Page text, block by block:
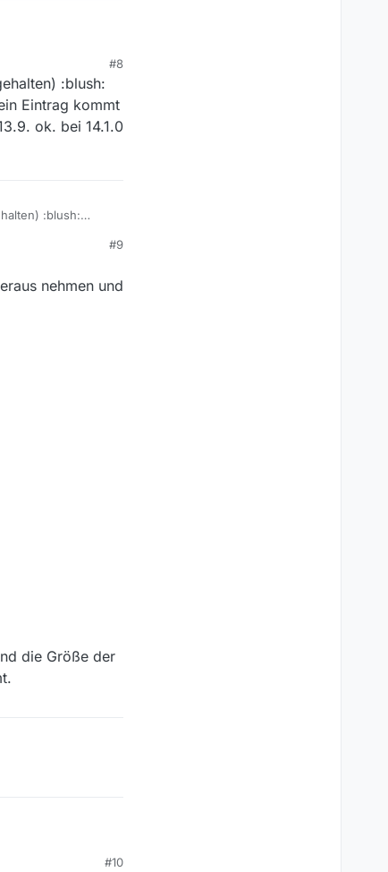
drückst? Oder ist
#8
:blush:
Eintrag kommt
ok. bei 14.1.0
:blush:
14.1.0 nein.
#9
nehmen und
die Größe der
#10